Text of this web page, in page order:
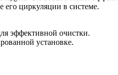
его циркуляции в системе.
эффективной очистки.
установке.